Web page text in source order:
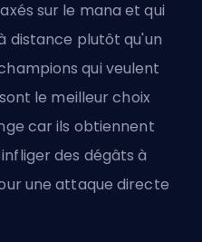
sur le mana et qui
distance plutôt qu'un
qui veulent
le meilleur choix
car ils obtiennent
des dégâts à
une attaque directe